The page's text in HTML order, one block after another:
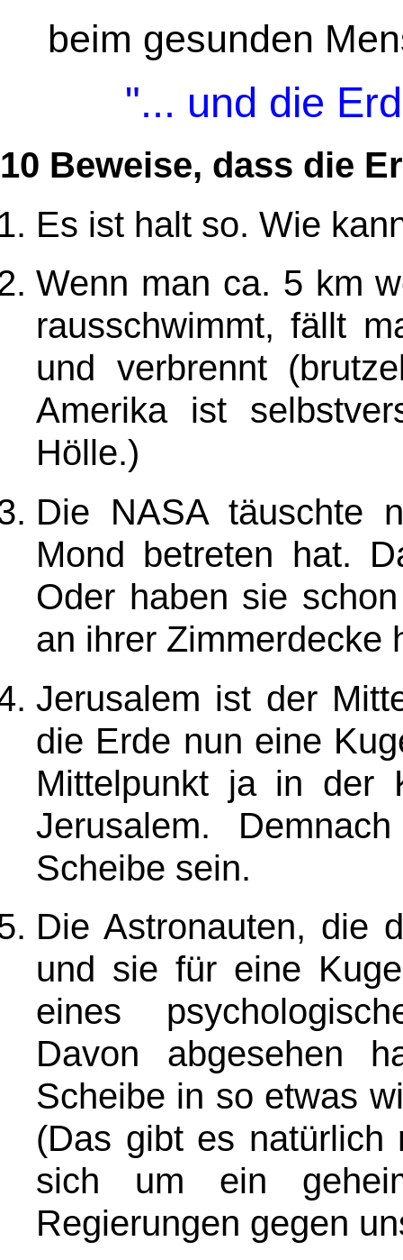
beim gesunden
"... und die
10 Beweise, dass die
Es ist halt so. Wie
Wenn man ca. 5 km
rausschwimmt, fällt
und verbrennt
Amerika ist
Hölle.)
Die NASA täuschte
Mond betreten hat.
Oder haben sie
an ihrer Zimmerdecke
Jerusalem ist der
die Erde nun eine
Mittelpunkt ja in der
Jerusalem.
Scheibe sein.
Die Astronauten, die
und sie für eine
eines
Davon abgesehen
Scheibe in so etwas
(Das gibt es natürlich
sich um ein
Regierungen gegen